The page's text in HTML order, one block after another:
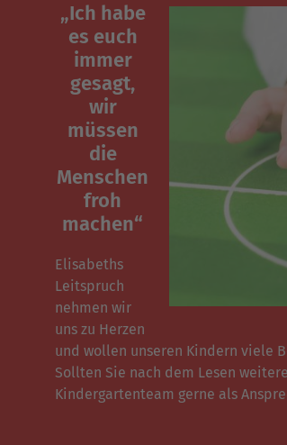
„Ich habe
es euch
immer
gesagt,
wir
müssen
die
Menschen
froh
machen“
Elisabeths
Leitspruch
nehmen wir
uns zu Herzen
und wollen unseren Kindern viele
Sollten Sie nach dem Lesen
Kindergartenteam gerne als